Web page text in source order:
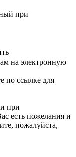
при
на электронную
по ссылке для
при
есть пожелания и
пожалуйста,